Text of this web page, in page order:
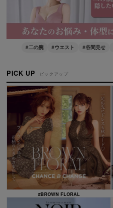
#二の腕 #ウエスト #谷間見せ
PICK UP ピックアップ
#BROWN FLORAL